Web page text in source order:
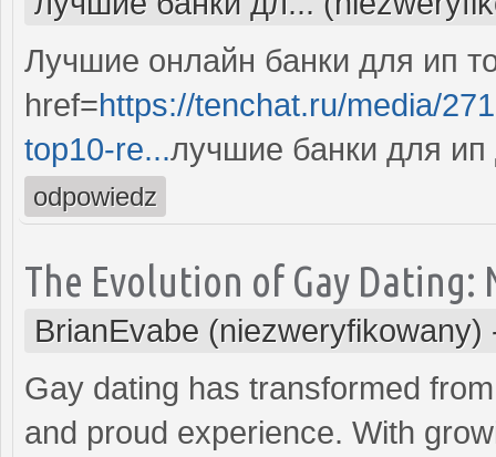
Лучшие онлайн банки для ип
href=https://tenchat.ru/media/
top10-re...лучшие банки для
odpowiedz
The Evolution of Gay
BrianEvabe (niezweryfikowany)
Gay dating has transformed
and proud experience. With